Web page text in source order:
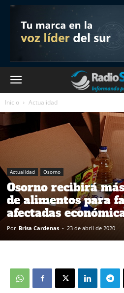
Inicio Actualidad
Actualidad Osorno
Osorno recibirá
de alimentos para
afectadas
Por Brisa Cardenas - 23 de abril de 2020